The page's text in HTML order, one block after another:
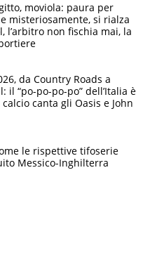
moviola: paura per
misteriosamente, si rialza
l’arbitro non fischia mai, la
da Country Roads a
il “po-po-po-po” dell’Italia è
canta gli Oasis e John
le rispettive tifoserie
Messico-Inghilterra